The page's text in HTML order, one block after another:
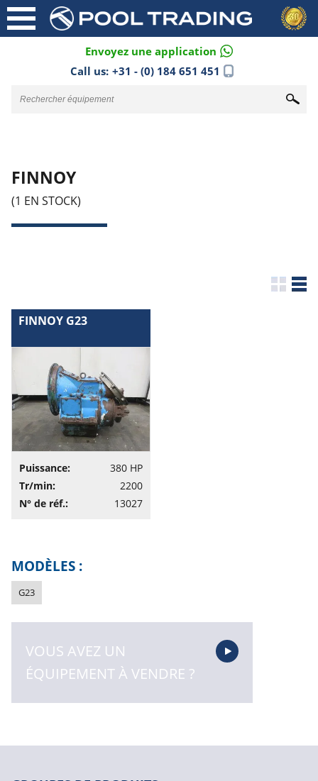
Envoyez une application
Call us: +31 - (0) 184 651 451
FINNOY
(1 EN STOCK)
FINNOY G23
Puissance:
380 HP
Tr/min:
2200
N° de réf.:
13027
MODÈLES :
G23
VOUS AVEZ UN
ÉQUIPEMENT À VENDRE ?